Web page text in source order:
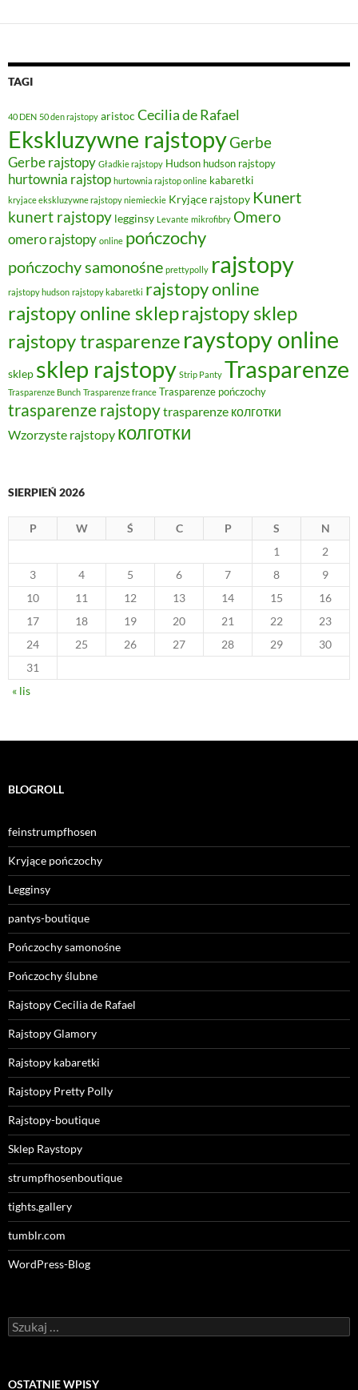
TAGI
40 DEN 50 den rajstopy aristoc Cecilia de Rafael
Ekskluzywne rajstopyGerbe
Gerbe rajstopy Gładkie rajstopy Hudson hudson rajstopy
hurtownia rajstop hurtownia rajstop online kabaretki
kryjace ekskluzywne rajstopy niemieckie Kryjące rajstopy Kunert
kunert rajstopy legginsy Levante mikrofibry Omero
omero rajstopy online pończochy
pończochy samonośne prettypolly rajstopy
rajstopy hudson rajstopy kabaretki rajstopy online
rajstopy online skleprajstopy sklep
rajstopy trasparenze raystopy online
sklep sklep rajstopy Strip Panty Trasparenze
Trasparenze Bunch Trasparenze france Trasparenze pończochy
trasparenze rajstopytrasparenze колготки
Wzorzyste rajstopy колготки
SIERPIEŃ 2026
P W Ś C P S
N
1
2
3
4 5 6 7 8
9
10
11 12 13 14 15
16
17
18 19 20 21 22
23
24
25 26 27 28 29
30
31
« lis
BLOGROLL
feinstrumpfhosen
Kryjące pończochy
Legginsy
pantys-boutique
Pończochy samonośne
Pończochy ślubne
Rajstopy Cecilia de Rafael
Rajstopy Glamory
Rajstopy kabaretki
Rajstopy Pretty Polly
Rajstopy-boutique
Sklep Raystopy
strumpfhosenboutique
tights.gallery
tumblr.com
WordPress-Blog
Szukaj:
OSTATNIE WPISY